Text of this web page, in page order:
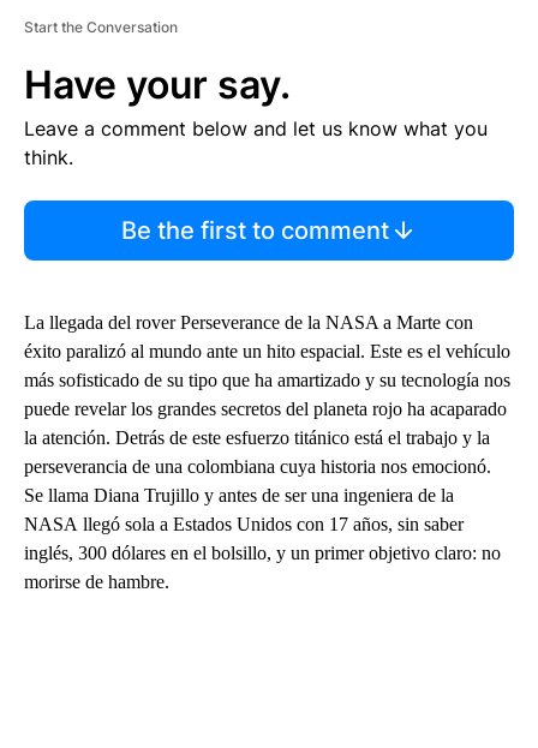
Start the Conversation
Have your say.
Leave a comment below and let us know what you
think.
Be the first to comment
La llegada del rover Perseverance de la NASA a Marte con
éxito paralizó al mundo ante un hito espacial. Este es el vehículo
más sofisticado de su tipo que ha amartizado y su tecnología nos
puede revelar los grandes secretos del planeta rojo ha acaparado
la atención. Detrás de este esfuerzo titánico está el trabajo y la
perseverancia de una colombiana cuya historia nos emocionó.
Se llama Diana Trujillo y antes de ser una ingeniera de la
NASA llegó sola a Estados Unidos con 17 años, sin saber
inglés, 300 dólares en el bolsillo, y un primer objetivo claro: no
morirse de hambre.